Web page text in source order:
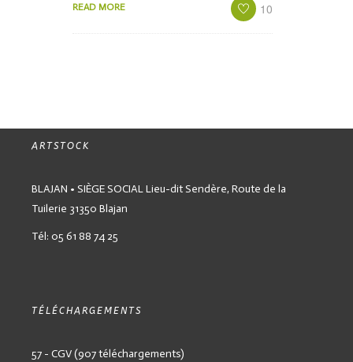
READ MORE 10
ARTSTOCK
BLAJAN • SIÈGE SOCIALLieu-dit Sendère, Route de la
Tuilerie 31350 Blajan
Tél: 05 61 88 74 25
TÉLÉCHARGEMENTS
57 - CGV (907 téléchargements)